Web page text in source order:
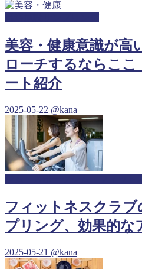
美容・健康意識が高
ローチするならこ
ート紹介
2025-05-22 @kana
フィットネスクラブ
プリング、効果的な
2025-05-21 @kana